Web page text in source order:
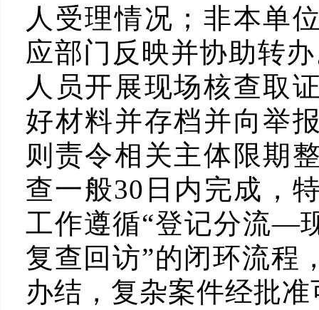
人受理情况；非本单
应部门反映并协助转
人员开展现场核查取
好材料并存档并向举
则责令相关主体限期
查一般30日内完成，
工作遵循“登记分流
复查回访”的闭环流程
办结，复杂案件经批